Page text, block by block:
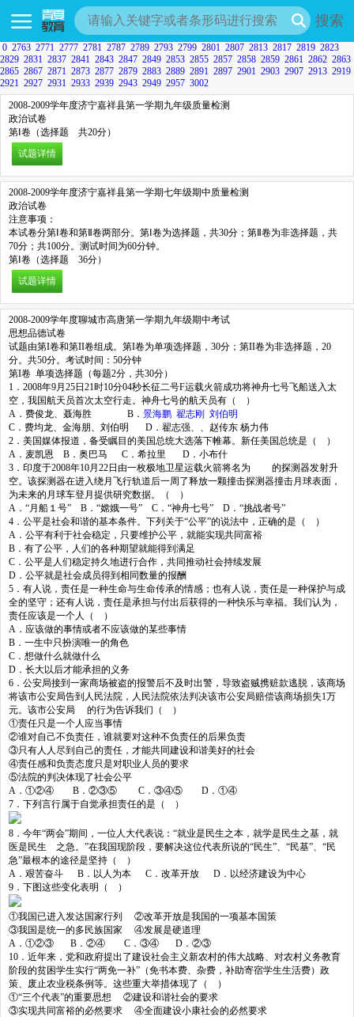
搜索
0 2763 2771 2777 2781 2787 2789 2793 2799 2801 2807 2813 2817 2819 2823
2829 2831 2837 2841 2843 2847 2849 2853 2855 2857 2858 2859 2861 2862 2863
2865 2867 2871 2873 2877 2879 2883 2889 2891 2897 2901 2903 2907 2913 2919
2921 2927 2931 2933 2939 2943 2949 2957 3002
2008-2009学年度济宁嘉祥县第一学期九年级质量检测
政治试卷
第Ⅰ卷（选择题 共20分）
试题详情
2008-2009学年度济宁嘉祥县第一学期七年级期中质量检测
政治试卷
注意事项：
本试卷分第Ⅰ卷和第Ⅱ卷两部分。第Ⅰ卷为选择题，共30分；第Ⅱ卷为非选择题，共
70分；共100分。测试时间为60分钟。
第Ⅰ卷（选择题 36分）
试题详情
2008-2009学年度聊城市高唐第一学期九年级期中考试
思想品德试卷
试题由第I卷和第II卷组成。第I卷为单项选择题，30分；第II卷为非选择题，20
分。共50分。考试时间：50分钟
第I卷 单项选择题（每题2分，共30分）
1． 2008年9月25日21时10分04秒长征二号F运载火箭成功将神舟七号飞船送入太
空，我国航天员首次太空行走。神舟七号的航天员有（ ）
A．费俊龙、聂海胜 B． 景海鹏 翟志刚 刘伯明
C．费均龙、金海朋、刘伯明 D．翟志强、、赵传东 杨力伟
2．美国媒体报道，备受瞩目的美国总统大选落下帷幕。新任美国总统是（ ）
A．麦凯恩 B．奥巴马 C．希拉里 D．小布什
3．印度于2008年10月22日 由一枚极地卫星运载火箭将名为
的探测器发射升
空。该探测器在进入绕月飞行轨道后一周了释放一颗撞击探测器撞击月球表面，
为未来的月球车登月提供研究数据。（ ）
A．“月船１号” B．“嫦娥一号” C．“神舟七号” D．“挑战者号”
4．公平是社会和谐的基本条件。下列关于“公平”的说法中，正确的是（ ）
A．公平有利于社会稳定，只要维护公平，就能实现共同富裕
B．有了公平，人们的各种期望就能得到满足
C．公平是人们稳定持久地进行合作，共同推动社会持续发展
D．公平就是社会成员得到相同数量的报酬
5．有人说，责任是一种生命与生命传承的情感；也有人说，责任是一种保护与成
全的坚守；还有人说，责任是承担与付出后获得的一种快乐与幸福。我们认为，
责任应该是一个人（ ）
A．应该做的事情或者不应该做的某些事情
B．一生中只扮演唯一的角色
C．想做什么就做什么
D．长大以后才能承担的义务
6．公安局接到一家商场被盗的报警后不及时出警，导致盗贼携赃款逃脱，该商场
将该市公安局告到人民法院，人民法院依法判决该市公安局赔偿该商场损失1万
元。该市公安局 的行为告诉我们（ ）
①责任只是一个人应当事情
②谁对自己不负责任，谁就要对这种不负责任的后果负责
③只有人人尽到自己的责任，才能共同建设和谐美好的社会
④责任感和负责态度只是对职业人员的要求
⑤法院的判决体现了社会公平
A．①②④ B．②③⑤ C．③④⑤ D．①④
7．下列言行属于自觉承担责任的是（ ）
8．今年“两会”期间，一位人大代表说：“就业是民生之本，就学是民生之基，就
医是民生 之急。”在我国现阶段，要解决这位代表所说的“民生”、“民基”、“民
急”最根本的途径是坚持（ ）
A．艰苦奋斗 B．以人为本 C．改革开放 D．以经济建设为中心
9．下图这些变化表明（ ）
①我国已进入发达国家行列 ②改革开放是我国的一项基本国策
③我国是统一的多民族国家 ④发展是硬道理
A．①②③ B．②④ C．③④ D．②③
10．近年来，党和政府提出了建设社会主义新农村的伟大战略、对农村义务教育
阶段的贫困学生实行“两免一补”（免书本费、杂费，补助寄宿学生生活费）政
策、废止农业税条例等。这些重大举措体现了（ ）
①“三个代表”的重要思想 ②建设和谐社会的要求
③实现共同富裕的必然要求 ④全面建设小康社会的必然要求